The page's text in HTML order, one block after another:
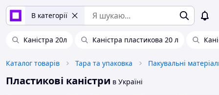
В категорії
Каністра 20л Каністра пластикова 20 л
Каталог товарів Тара та упаковка Пакувальні
Пластикові каністри в Україні